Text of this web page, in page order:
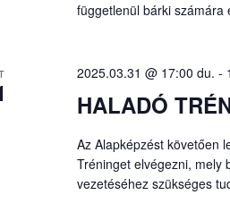
függetlenül bárki
HALADÓ
2025.03.31 @ 17:00 du. -
Az Alapképzést követően
Tréninget elvégezni, mely
vezetéséhez szükséges